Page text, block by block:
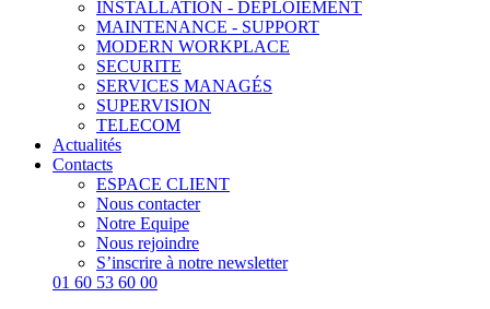
INSTALLATION - DEPLOIEMENT
MAINTENANCE - SUPPORT
MODERN WORKPLACE
SECURITE
SERVICES MANAGÉS
SUPERVISION
TELECOM
Actualités
Contacts
ESPACE CLIENT
Nous contacter
Notre Equipe
Nous rejoindre
S’inscrire à notre newsletter
01 60 53 60 00